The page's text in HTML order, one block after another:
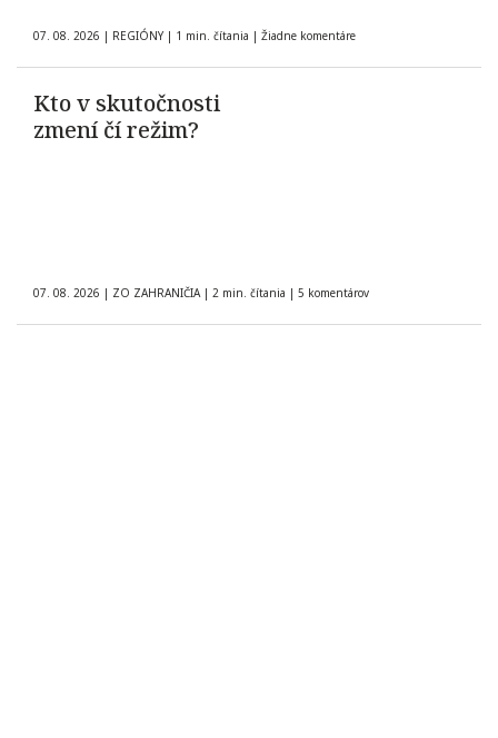
07. 08. 2026 | REGIÓNY | 1 min. čítania | Žiadne komentáre
Kto v skutočnosti
zmení čí režim?
07. 08. 2026 | ZO ZAHRANIČIA | 2 min. čítania | 5 komentárov